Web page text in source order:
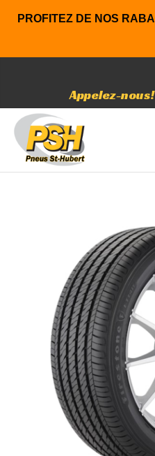
PROFITEZ DE NOS
Appelez-